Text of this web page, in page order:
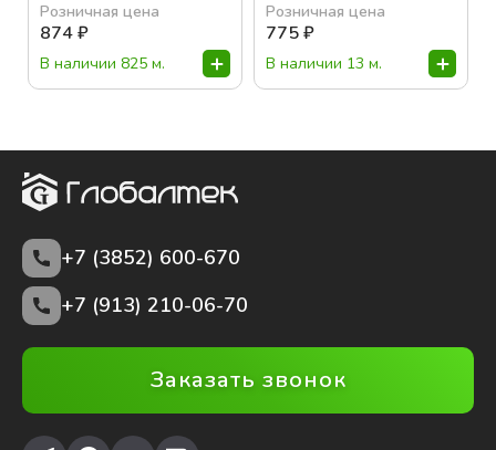
Розничная цена
874₽
В наличии 825 м.
Розничная цена
775₽
В наличии 13 м.
+7 (3852) 600-670
+7 (913) 210-06-70
Заказать звонок